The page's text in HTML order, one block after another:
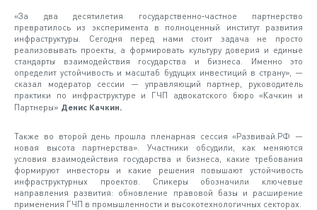
«За два десятилетия государственно‑частное партнерство
превратилось из эксперимента в полноценный институт развития
инфраструктуры. Сегодня перед нами стоит задача не просто
реализовывать проекты, а формировать культуру доверия и единые
стандарты взаимодействия государства и бизнеса. Именно это
определит устойчивость и масштаб будущих инвестиций в страну», —
сказал модератор сессии — управляющий партнер, руководитель
практики по инфраструктуре и ГЧП адвокатского бюро «Качкин и
Партнеры» Денис Качкин.
Также во второй день прошла пленарная сессия «Развивай.РФ —
новая высота партнерства». Участники обсудили, как меняются
условия взаимодействия государства и бизнеса, какие требования
формируют инвесторы и какие решения повышают устойчивость
инфраструктурных проектов. Спикеры обозначили ключевые
направления развития: обновление правовой базы и расширение
применения ГЧП в промышленности и высокотехнологичных секторах.